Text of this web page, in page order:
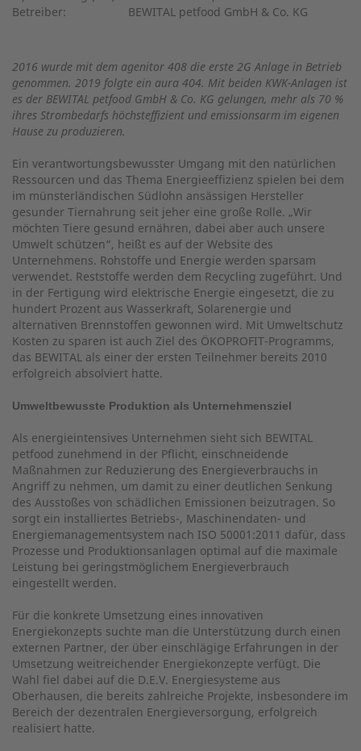
Betreiber:
BEWITAL petfood GmbH & Co. KG
2016 wurde mit dem agenitor 408 die erste 2G Anlage in Betrieb
genommen. 2019 folgte ein aura 404. Mit beiden KWK-Anlagen ist
es der BEWITAL petfood GmbH & Co. KG gelungen, mehr als 70 %
ihres Strombedarfs höchsteffizient und emissionsarm im eigenen
Hause zu produzieren.
Ein verantwortungsbewusster Umgang mit den natürlichen
Ressourcen und das Thema Energieeffizienz spielen bei dem
im münsterländischen Südlohn ansässigen Hersteller
gesunder Tiernahrung seit jeher eine große Rolle. „Wir
möchten Tiere gesund ernähren, dabei aber auch unsere
Umwelt schützen“, heißt es auf der Web­site des
Unternehmens. Rohstoffe und Energie werden sparsam
verwendet. Reststoffe werden dem Recycling zugeführt. Und
in der Fertigung wird elektrische Energie eingesetzt, die zu
hundert Prozent aus Wasserkraft, Solarenergie und
alternativen Brennstoffen gewonnen wird. Mit Umweltschutz
Kosten zu sparen ist auch Ziel des ÖKOPROFIT-Programms,
das BEWITAL als einer der ersten Teilnehmer bereits 2010
erfolgreich absolviert hatte.
Umweltbewusste Produktion als Unternehmensziel
Als energieintensives Unternehmen sieht sich BEWITAL
petfood zunehmend in der Pflicht, einschneidende
Maßnahmen zur Reduzierung des Energieverbrauchs in
Angriff zu nehmen, um damit zu einer deutlichen Senkung
des Ausstoßes von schädlichen Emissionen beizutragen. So
sorgt ein installiertes Betriebs-, Maschinendaten- und
Energiemanagementsystem nach ISO 50001:2011 dafür, dass
Prozesse und Produktionsanlagen optimal auf die maximale
Leistung bei geringstmöglichem Energieverbrauch
eingestellt werden.
Für die konkrete Umsetzung eines innovativen
Energiekonzepts suchte man die Unterstützung durch einen
externen Partner, der über einschlägige Erfahrungen in der
Umsetzung weitreichender Energiekonzepte verfügt. Die
Wahl fiel dabei auf die D.E.V. Energiesysteme aus
Oberhausen, die bereits zahlreiche Projekte, insbesondere im
Bereich der dezentralen Energieversorgung, erfolgreich
realisiert hatte.